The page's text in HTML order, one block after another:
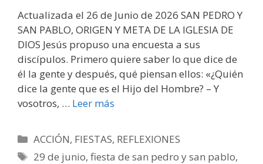
Actualizada el 26 de Junio de 2026 SAN PEDRO Y
SAN PABLO, ORIGEN Y META DE LA IGLESIA DE
DIOS Jesús propuso una encuesta a sus
discípulos. Primero quiere saber lo que dice de
él la gente y después, qué piensan ellos: «¿Quién
dice la gente que es el Hijo del Hombre? – Y
vosotros, … Leer más
Categorías
ACCIÓN, FIESTAS, REFLEXIONES
Etiquetas
29 de junio,fiesta de san pedro y san pablo,